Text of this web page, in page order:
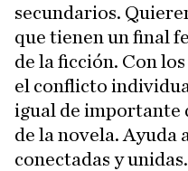
secundarios.
que tienen un final
de la ficción. Con
el conflicto
igual de importante
de la novela. Ayuda
conectadas y